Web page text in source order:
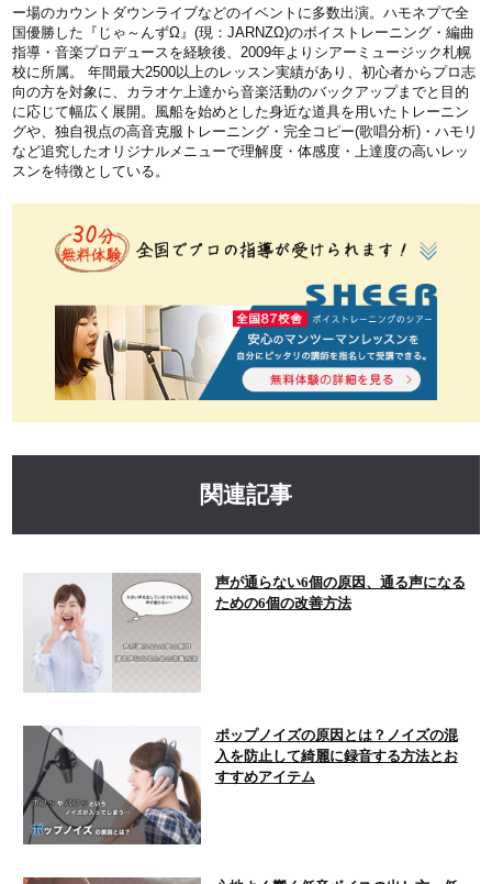
ー場のカウントダウンライブなどのイベントに多数出演。ハモネプで全
国優勝した『じゃ～んずΩ』(現：JARNZΩ)のボイストレーニング・編曲
指導・音楽プロデュースを経験後、2009年よりシアーミュージック札幌
校に所属。 年間最大2500以上のレッスン実績があり、初心者からプロ志
向の方を対象に、カラオケ上達から音楽活動のバックアップまでと目的
に応じて幅広く展開。風船を始めとした身近な道具を用いたトレーニン
グや、独自視点の高音克服トレーニング・完全コピー(歌唱分析)・ハモリ
など追究したオリジナルメニューで理解度・体感度・上達度の高いレッ
スンを特徴としている。
関連記事
声が通らない6個の原因、通る声になる
ための6個の改善方法
ポップノイズの原因とは？ノイズの混
入を防止して綺麗に録音する方法とお
すすめアイテム